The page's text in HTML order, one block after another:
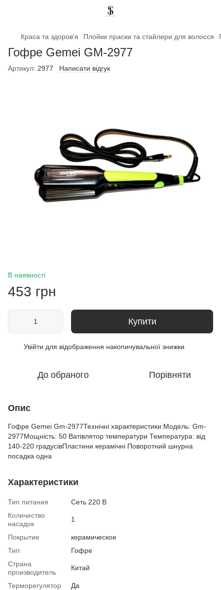
Краса та здоров'я Плойки праски та стайлери для волосся
Гофре Gemei GM-2977
Артикул: 2977 Написати відгук
В наявності
453 грн
Купити
Увійти для відображення накопичувальної знижки
До обраного Порівняти
Опис
Гофре Gemei Gm-2977Технічні характеристики:Модель: Gm-
2977Мощність: 50 Ватівлятор температури Температура: від
140-220 градусівПластини керамічні Поворотний шнурна
посадка одна
Характеристики
Тип питания
Сеть 220 В
Количество
насадок
1
Покрытие
керамическое
Тип
Гофре
Страна
производитель
Китай
Терморегулятор
Да